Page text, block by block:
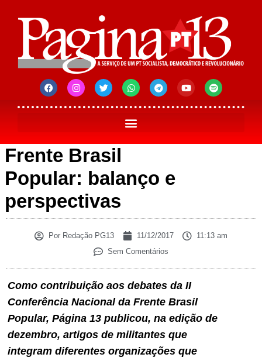
Frente Brasil
Popular: balanço e
perspectivas
Por Redação PG13 11/12/2017
11:13 am
Sem Comentários
Como contribuição aos debates da II
Conferência Nacional da Frente Brasil
Popular, Página 13 publicou, na edição de
dezembro, artigos de militantes que
integram diferentes organizações que